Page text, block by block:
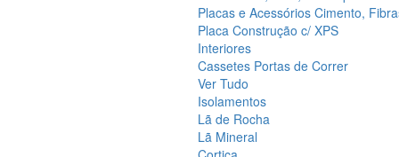
Placas e Acessórios Cimento,
Placa Construção c/ XPS
Interiores
Cassetes Portas de Correr
Ver Tudo
Isolamentos
Lã de Rocha
Lã Mineral